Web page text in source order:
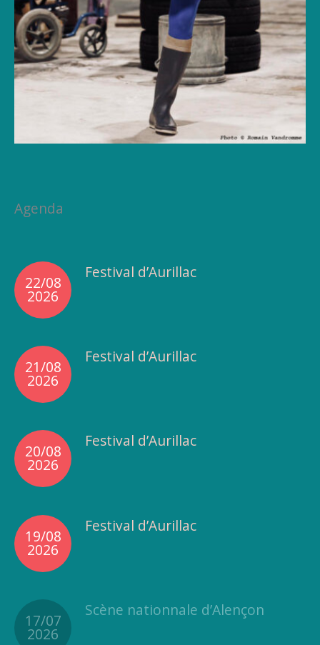
Agenda
22/08
2026
Festival d’Aurillac
21/08
2026
Festival d’Aurillac
20/08
2026
Festival d’Aurillac
19/08
2026
Festival d’Aurillac
17/07
2026
Scène nationnale d’Alençon